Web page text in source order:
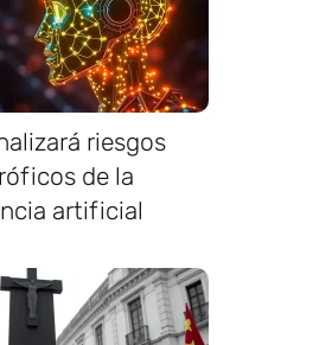
riesgos
de la
artificial